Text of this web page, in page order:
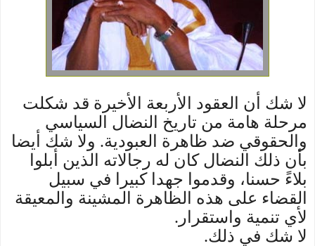
لا شك أن العقود الأربعة الأخيرة قد شكلت
مرحلة هامة من تاريخ النضال السياسي
والحقوقي ضد ظاهرة العبودية. ولا شك أيضا
بأن ذلك النضال كان له رجالاته الذين أبلوا
بلاءً حسنا، وقدموا جهدا كبيرا في سبيل
القضاء على هذه الظاهرة المشينة والمعيقة
لأي تنمية واستقرار.
لا شك في ذلك.